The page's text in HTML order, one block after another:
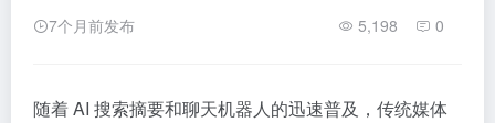
7个月前发布 5,198 0
随着 AI 搜索摘要和聊天机器人的迅速普及，传统媒体